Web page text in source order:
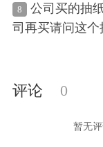
此类推，实际取
支付给职工的应
计入成本费用的
8
公司买的抽
司再买请问这个
评论 0
暂无